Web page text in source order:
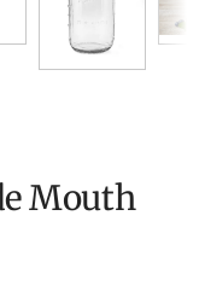
Mouth